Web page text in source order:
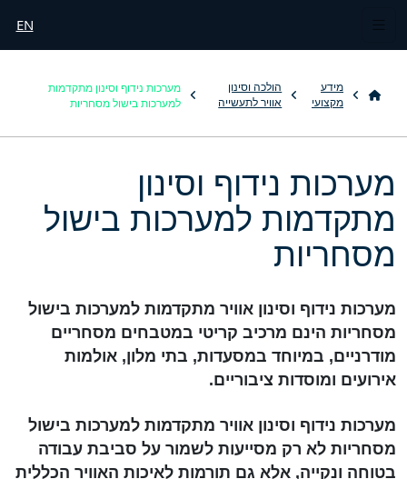
EN
מידע
מקצועי
הולכה וסינון
אוויר לתעשייה
מערכות נידוף וסינון מתקדמות
למערכות בישול מסחריות
מערכות נידוף וסינון
מתקדמות למערכות בישול
מסחריות
מערכות נידוף וסינון אוויר מתקדמות למערכות בישול
מסחריות הינם מרכיב קריטי במטבחים מסחריים
מודרניים, במיוחד במסעדות, בתי מלון, אולמות
אירועים ומוסדות ציבוריים.
מערכות נידוף וסינון אוויר מתקדמות למערכות בישול
מסחריות לא רק מסייעות לשמור על סביבת עבודה
בטוחה ונקייה, אלא גם תורמות לאיכות האוויר הכללית